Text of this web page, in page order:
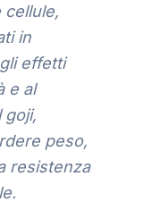
cellule,
in
effetti
e al
goji,
peso,
resistenza